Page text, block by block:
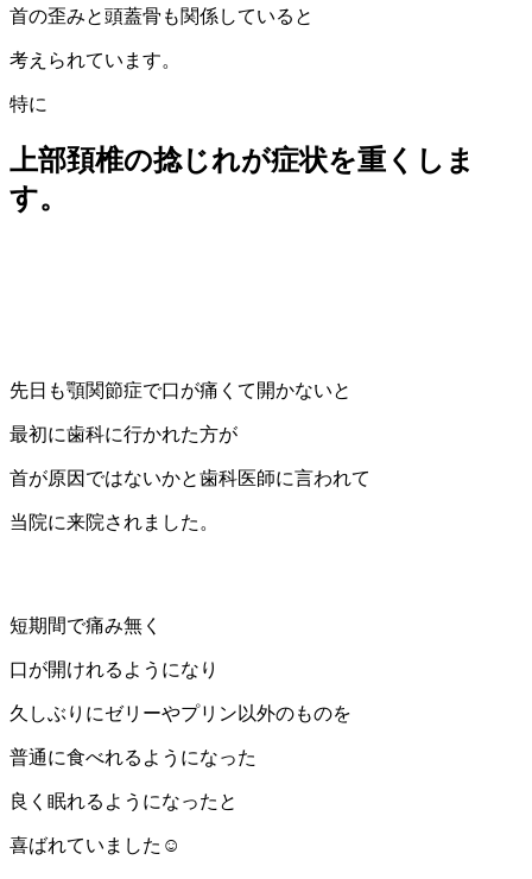
首の歪みと頭蓋骨も関係していると
考えられています。
特に
上部頚椎の捻じれが症状を重くしま
す。
先日も顎関節症で口が痛くて開かないと
最初に歯科に行かれた方が
首が原因ではないかと歯科医師に言われて
当院に来院されました。
短期間で痛み無く
口が開けれるようになり
久しぶりにゼリーやプリン以外のものを
普通に食べれるようになった
良く眠れるようになったと
喜ばれていました☺